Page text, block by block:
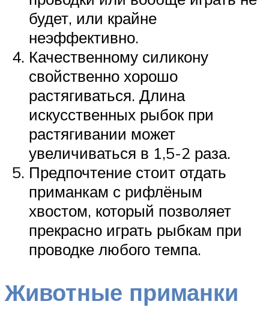
будет, или крайне
неэффективно.
Качественному силикону
свойственно хорошо
растягиваться. Длина
искусственных рыбок при
растягивании может
увеличиваться в 1,5-2 раза.
Предпочтение стоит отдать
приманкам с рифлёным
хвостом, который позволяет
прекрасно играть рыбкам при
проводке любого темпа.
Животные приманки